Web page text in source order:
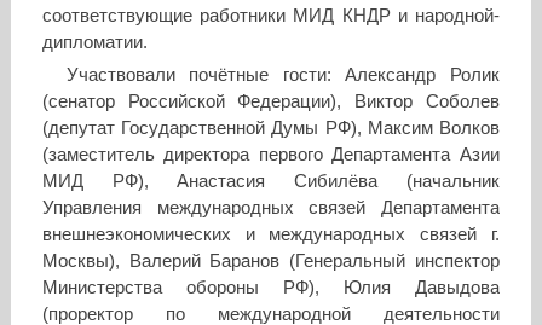
соответствующие работники МИД КНДР и народной-
дипломатии.
Участвовали почётные гости: Александр Ролик
(сенатор Российской Федерации), Виктор Соболев
(депутат Государственной Думы РФ), Максим Волков
(заместитель директора первого Департамента Азии
МИД РФ), Анастасия Сибилёва (начальник
Управления международных связей Департамента
внешнеэкономических и международных связей г.
Москвы), Валерий Баранов (Генеральный инспектор
Министерства обороны РФ), Юлия Давыдова
(проректор по международной деятельности